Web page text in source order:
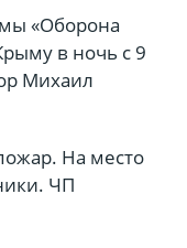
«Оборона
в ночь с 9
Михаил
На место
ЧП